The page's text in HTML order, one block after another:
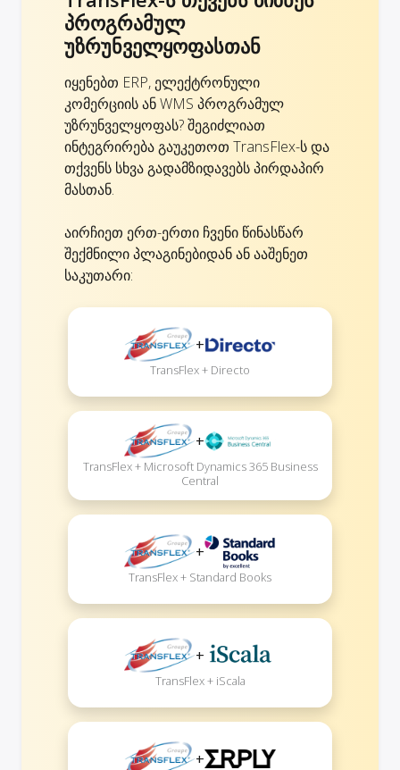
პროგრამულ
უზრუნველყოფასთან
იყენებთ ERP, ელექტრონული
კომერციის ან WMS პროგრამულ
უზრუნველყოფას? შეგიძლიათ
ინტეგრირება გაუკეთოთ TransFlex-ს და
თქვენს სხვა გადამზიდავებს პირდაპირ
მასთან.
აირჩიეთ ერთ-ერთი ჩვენი წინასწარ
შექმნილი პლაგინებიდან ან ააშენეთ
საკუთარი:
+
TransFlex + Directo
+
TransFlex + Microsoft Dynamics 365 Business
Central
+
TransFlex + Standard Books
+
TransFlex + iScala
+